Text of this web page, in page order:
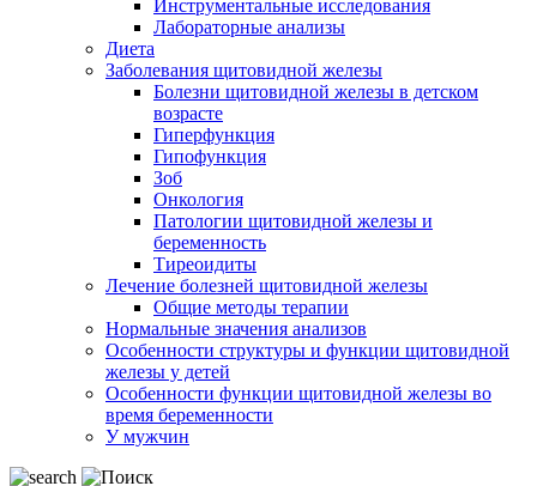
Инструментальные исследования
Лабораторные анализы
Диета
Заболевания щитовидной железы
Болезни щитовидной железы в детском
возрасте
Гиперфункция
Гипофункция
Зоб
Онкология
Патологии щитовидной железы и
беременность
Тиреоидиты
Лечение болезней щитовидной железы
Общие методы терапии
Нормальные значения анализов
Особенности структуры и функции щитовидной
железы у детей
Особенности функции щитовидной железы во
время беременности
У мужчин